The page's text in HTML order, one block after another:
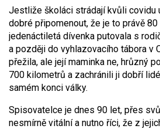
Jestliže školáci strádají kvůli covidu
dobré připomenout, že je to právě
jedenáctiletá dívenka putovala s
a později do vyhlazovacího tábora v
přežila, ale její maminka ne, hrůzný
700 kilometrů a zachránili ji dobří
samém konci války.
Spisovatelce je dnes 90 let, přes
nesmírně vitální a nutno říci, že z